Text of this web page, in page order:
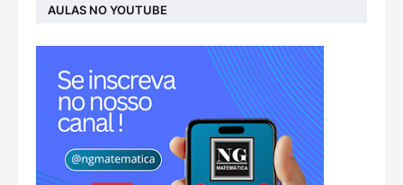
AULAS NO YOUTUBE